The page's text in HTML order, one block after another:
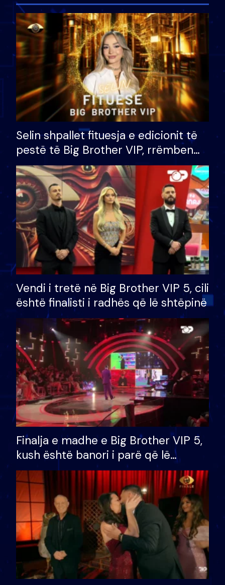
Selin shpallet fituesja e edicionit të
pestë të Big Brother VIP, rrëmben
çmimin e madh prej 100 mijë eurosh
Vendi i tretë në Big Brother VIP 5, cili
është finalisti i radhës që lë shtëpinë
Finalja e madhe e Big Brother VIP 5,
kush është banori i parë që lë
shtëpinë dhe humb mundësinë për
të fituar çmimin e madh